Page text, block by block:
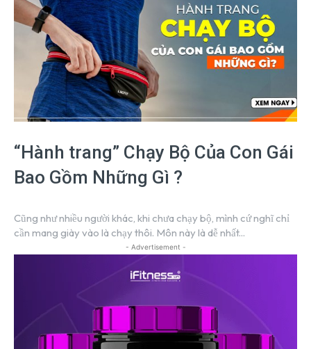
“Hành trang” Chạy Bộ Của Con Gái
Bao Gồm Những Gì ?
Cũng như nhiều người khác, khi chưa chạy bộ, mình cứ nghĩ chỉ
cần mang giày vào là chạy thôi. Môn này là dễ nhất...
- Advertisement -